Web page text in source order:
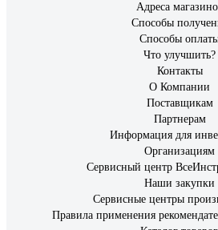
Адреса
Способы
Способы
Что улучшить?
Контакты
О Компании
Поставщикам
Партнерам
Информация для
Организациям
Сервисный центр
Наши закупки
Сервисные центры
Правила применения